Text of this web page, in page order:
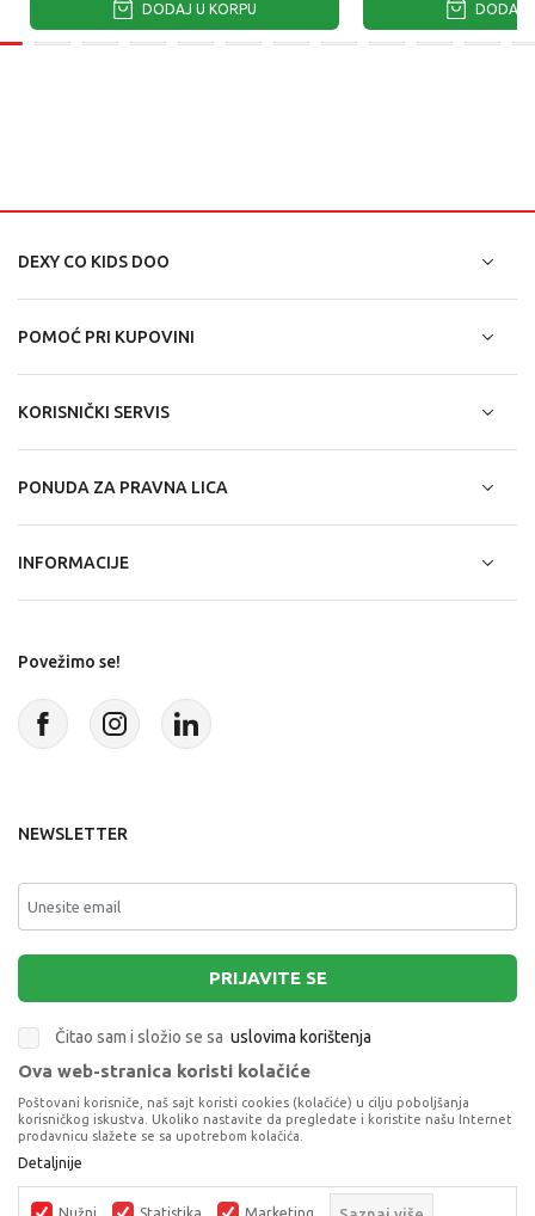
DODAJ U KORPU DODAJ
DEXY CO KIDS DOO
POMOĆ PRI KUPOVINI
KORISNIČKI SERVIS
PONUDA ZA PRAVNA LICA
INFORMACIJE
Povežimo se!
NEWSLETTER
PRIJAVITE SE
Čitao sam i složio se sa uslovima korištenja
Terms of Service
apply.
Ova web-stranica koristi kolačiće
Poštovani korisniče, naš sajt koristi cookies (kolačiće) u cilju poboljšanja
korisničkog iskustva. Ukoliko nastavite da pregledate i koristite našu Internet
prodavnicu slažete se sa upotrebom kolačića.
Detaljnije